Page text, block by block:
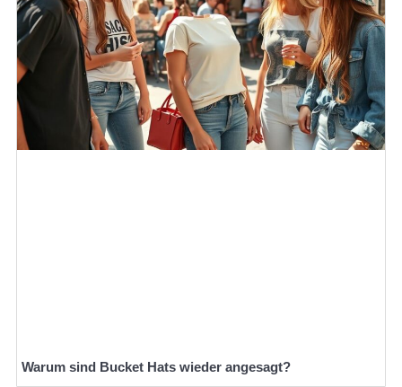
Warum sind Bucket Hats wieder angesagt?